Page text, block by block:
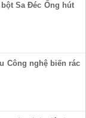
Ống hút
Công nghệ biến rác